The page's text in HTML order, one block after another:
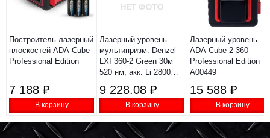
Построитель лазерный
плоскостей ADA Cube
Professional Edition
7 188 ₽
В корзину
Лазерный уровень
мультипризм. Denzel
LXI 360-2 Green 30м
520 нм, акк. Li 2800
35078
9 228.08 ₽
В корзину
Лазерный уровень
ADA Cube 2-360
Professional Edition
А00449
15 588 ₽
В корзину